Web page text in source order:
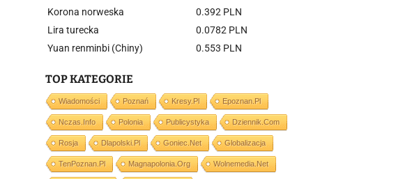
Korona norweska
0.392 PLN
Lira turecka
0.0782 PLN
Yuan renminbi (Chiny)
0.553 PLN
TOP KATEGORIE
Wiadomości Poznań Kresy.pl Epoznan.pl
Nczas.info Polonia Publicystyka Dziennik.com
Rosja Dlapolski.pl Goniec.net Globalizacja
TenPoznan.pl Magnapolonia.org Wolnemedia.net